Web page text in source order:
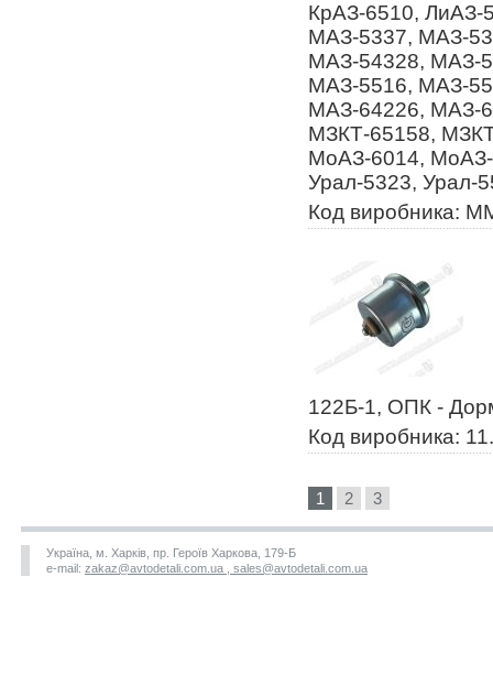
КрАЗ-6510,
МАЗ-5337, МАЗ-
МАЗ-54328, МАЗ-
МАЗ-5516, МАЗ-
МАЗ-64226, МАЗ-
МЗКТ-65158,
МоАЗ-6014,
Урал-5323, Урал-
Код виробника:
122Б-1, ОПК -
Код виробника:
1 2 3
Україна, м. Харків, пр. Героїв Харкова, 179-Б
e-mail: zakaz@avtodetali.com.ua , sales@avtodetali.com.ua